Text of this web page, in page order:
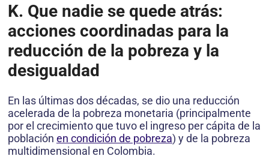
K. Que nadie se quede atrás:
acciones coordinadas para la
reducción de la pobreza y la
desigualdad
En las últimas dos décadas, se dio una reducción
acelerada de la pobreza monetaria (principalmente
por el crecimiento que tuvo el ingreso per cápita de la
población en condición de pobreza) y de la pobreza
multidimensional en Colombia.